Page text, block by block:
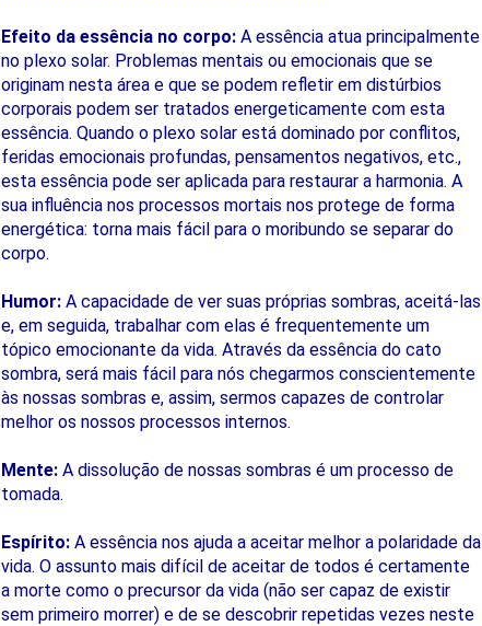
Efeito da essência no corpo: A essência atua principalmente
no plexo solar. Problemas mentais ou emocionais que se
originam nesta área e que se podem refletir em distúrbios
corporais podem ser tratados energeticamente com esta
essência. Quando o plexo solar está dominado por conflitos,
feridas emocionais profundas, pensamentos negativos, etc.,
esta essência pode ser aplicada para restaurar a harmonia. A
sua influência nos processos mortais nos protege de forma
energética: torna mais fácil para o moribundo se separar do
corpo.
Humor: A capacidade de ver suas próprias sombras, aceitá-las
e, em seguida, trabalhar com elas é frequentemente um
tópico emocionante da vida. Através da essência do cato
sombra, será mais fácil para nós chegarmos conscientemente
às nossas sombras e, assim, sermos capazes de controlar
melhor os nossos processos internos.
Mente: A dissolução de nossas sombras é um processo de
tomada.
Espírito: A essência nos ajuda a aceitar melhor a polaridade da
vida. O assunto mais difícil de aceitar de todos é certamente
a morte como o precursor da vida (não ser capaz de existir
sem primeiro morrer) e de se descobrir repetidas vezes neste